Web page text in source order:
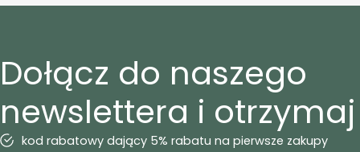
Dołącz do naszego
newslettera i otrzymaj
kod rabatowy dający 5% rabatu na pierwsze zakupy